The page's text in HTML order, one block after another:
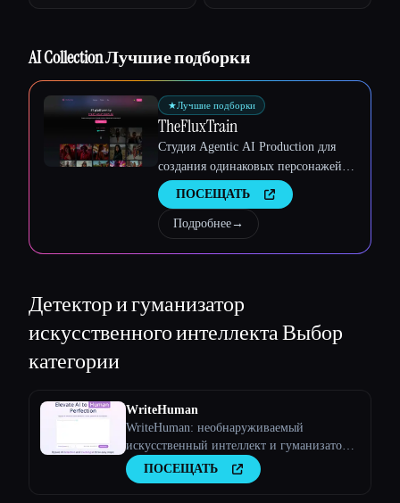
AI Collection Лучшие подборки
★Лучшие подборки
TheFluxTrain
Студия Agentic AI Production для
создания одинаковых персонажей,
рабочих процессов и видео
ПОСЕЩАТЬ
Подробнее→
Детектор и гуманизатор
искусственного интеллектаВыбор
категории
WriteHuman
WriteHuman: необнаруживаемый
искусственный интеллект и гуманизатор
искусственного интеллекта
ПОСЕЩАТЬ